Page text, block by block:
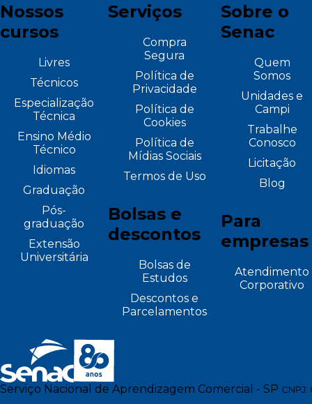
Nossos
cursos
Livres
Técnicos
Especialização
Técnica
Ensino Médio
Técnico
Idiomas
Graduação
Pós-
graduação
Extensão
Universitária
Serviços
Compra
Segura
Política de
Privacidade
Política de
Cookies
Política de
Mídias Sociais
Termos de Uso
Bolsas e
descontos
Bolsas de
Estudos
Descontos e
Parcelamentos
Sobre o
Senac
Quem
Somos
Unidades e
Campi
Trabalhe
Conosco
Licitação
Blog
Para
empresas
Atendimento
Corporativo
Serviço Nacional de Aprendizagem Comercial - SP